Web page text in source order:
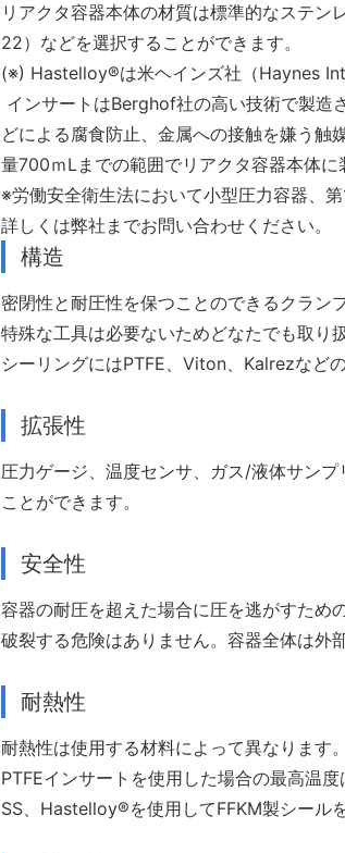
リアクタ容器本体の材質は標準的なステ
22）などを選択することができます。
(※) Hastelloy®は⽶ヘインズ社（Haynes
インサートはBerghof社の高い技術で製造
どによる腐食防止、金属への接触を嫌う
量700ｍLまでの範囲でリアクタ容器本体に
※労働安全衛生法において小型圧力容器、
詳しくは弊社までお問い合わせください。
構造
密閉性と耐圧性を保つことのできるクラン
特殊な工具は必要ないためどなたでも取り
シーリングにはPTFE、Viton、Kalrezなど
拡張性
圧⼒ゲージ、温度センサ、ガス/液体サン
ことができます。
安全性
容器の耐圧を超えた場合に圧を逃がすため
破裂する危険はありません。容器全体は外
耐熱性
耐熱性は使⽤する材料によって異なります。
PTFEインサートを使⽤した場合の最⾼温
SS、Hastelloy®を使⽤してFFKM製シール